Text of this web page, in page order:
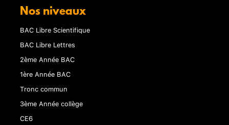
Nos niveaux
BAC Libre Scientifique
BAC Libre Lettres
2ème Année BAC
1ère Année BAC
Tronc commun
3ème Année collège
CE6